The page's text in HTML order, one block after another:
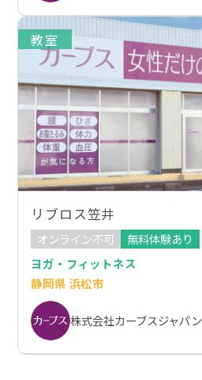
教室
リブロス笠井
オンライン不可
無料体験あり
ヨガ・フィットネス
静岡県 浜松市
株式会社カーブスジャパン